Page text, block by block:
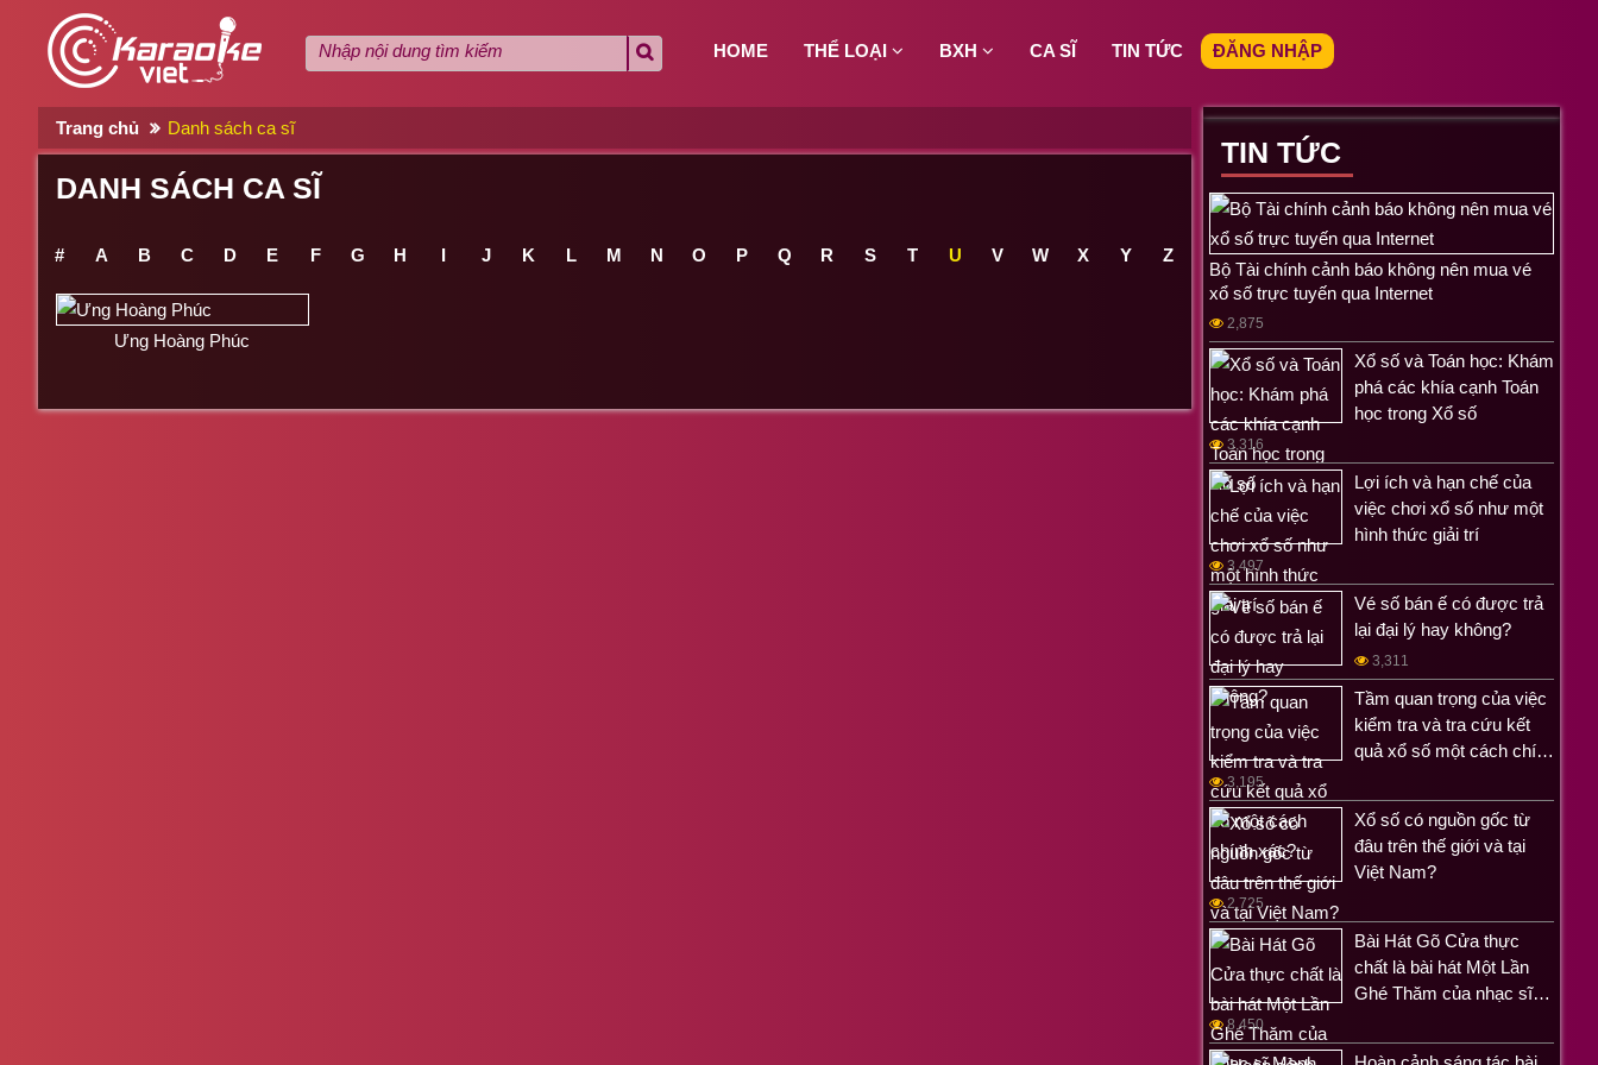
HOME THỂ LOẠI BXH CA SĨ TIN TỨC ĐĂNG NHẬP
Trang chủ Danh sách ca sĩ
DANH SÁCH CA SĨ
# A B C D E F G H I J K L M N O P Q R S T U V W X Y Z
Ưng Hoàng Phúc
TIN TỨC
Bộ Tài chính cảnh báo không nên mua vé
xổ số trực tuyến qua Internet
2,875
Xổ số và Toán học: Khám
phá các khía cạnh Toán
học trong Xổ số
3,316
Lợi ích và hạn chế của
việc chơi xổ số như một
hình thức giải trí
3,497
Vé số bán ế có được trả
lại đại lý hay không?
3,311
Tầm quan trọng của việc
kiểm tra và tra cứu kết
quả xổ số một cách chí…
3,195
Xổ số có nguồn gốc từ
đâu trên thế giới và tại
Việt Nam?
2,725
Bài Hát Gõ Cửa thực
chất là bài hát Một Lần
Ghé Thăm của nhạc sĩ…
8,450